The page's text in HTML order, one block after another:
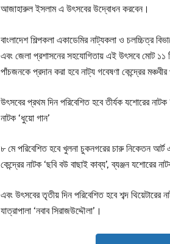
আজাহারুল ইসলাম এ উৎসবের উদ্বোধন করবেন।
বাংলাদেশ শিল্পকলা একাডেমির নাট্যকলা ও চলচ্চিত্র
এবং জেলা প্রশাসনের সহযোগিতায় এই উৎসবে মোট ১১
পাঁচজনকে প্রদান করা হবে নাট্য গবেষণা কেন্দ্রের
উৎসবের প্রথম দিন পরিবেশিত হবে তীর্যক যশোরের নাটক
নাটক ‘ধুয়ো গান’
৮ মে পরিবেশিত হবে খুলনা চুকনগরের চারু নিকেতন আর্ট
কেন্দ্রের নাটক ‘ছবি বউ বাছাই কাব্য’, ব্যঞ্জন যশোরের
এবং উৎসবের তৃতীয় দিন পরিবেশিত হবে শব্দ থিয়েটারের
যাত্রাপালা ‘নবাব সিরাজউদ্দৌলা’।